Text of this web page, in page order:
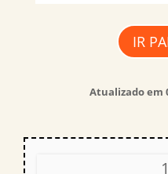
IR
Atualizado em